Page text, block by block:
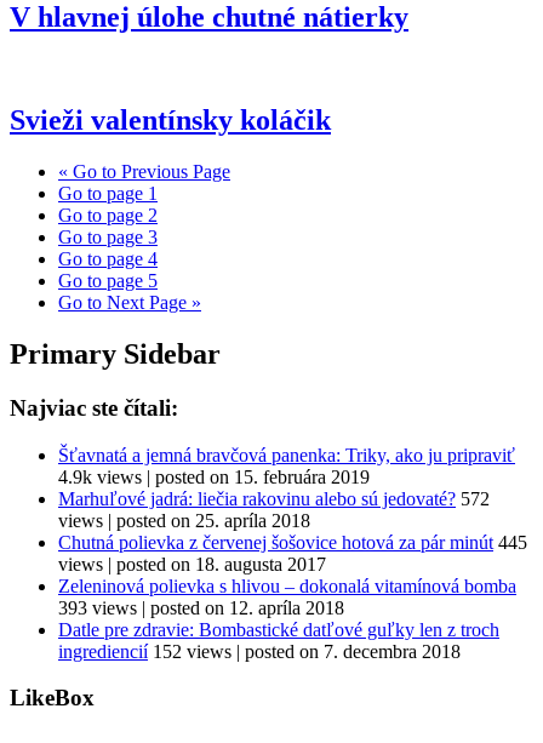
V hlavnej úlohe chutné nátierky
Svieži valentínsky koláčik
« Go to Previous Page
Go to page 1
Go to page 2
Go to page 3
Go to page 4
Go to page 5
Go to Next Page »
Primary Sidebar
Najviac ste čítali:
Šťavnatá a jemná bravčová panenka: Triky, ako ju pripraviť
4.9k views | posted on 15. februára 2019
Marhuľové jadrá: liečia rakovinu alebo sú jedovaté? 572
views | posted on 25. apríla 2018
Chutná polievka z červenej šošovice hotová za pár minút 445
views | posted on 18. augusta 2017
Zeleninová polievka s hlivou – dokonalá vitamínová bomba
393 views | posted on 12. apríla 2018
Datle pre zdravie: Bombastické datľové guľky len z troch
ingrediencií 152 views | posted on 7. decembra 2018
LikeBox